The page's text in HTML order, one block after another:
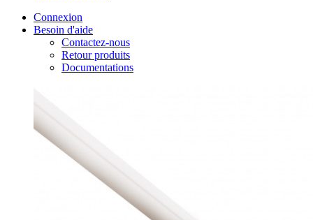
Connexion
Besoin d'aide
Contactez-nous
Retour produits
Documentations